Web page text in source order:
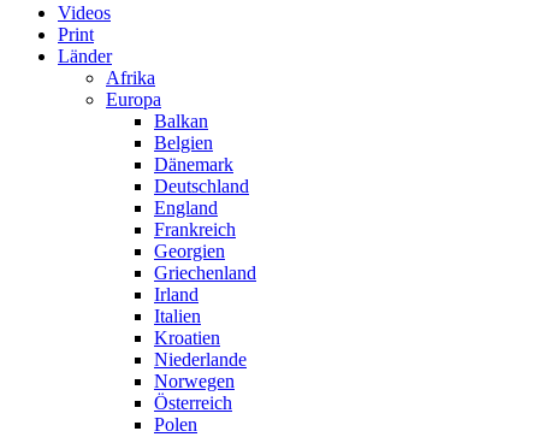
Videos
Print
Länder
Afrika
Europa
Balkan
Belgien
Dänemark
Deutschland
England
Frankreich
Georgien
Griechenland
Irland
Italien
Kroatien
Niederlande
Norwegen
Österreich
Polen